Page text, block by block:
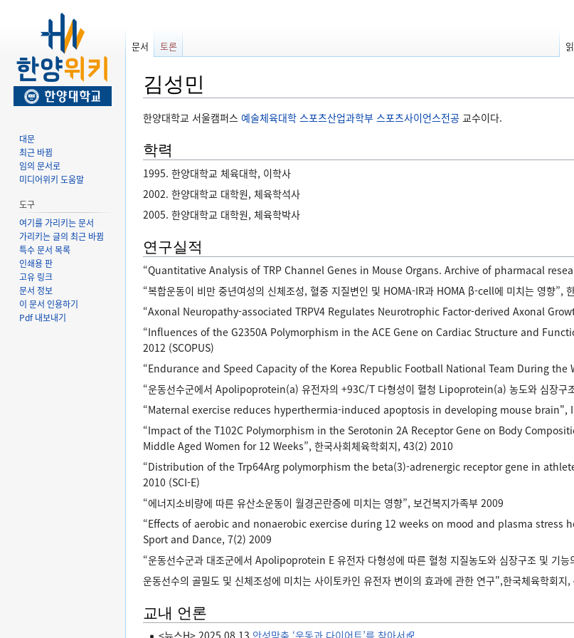
김성민
둘
보
기
로
가
기
검
하
러
가
기
한양대학교 서울캠퍼스 예술체육대학 스포츠산업과학부 스포츠사이언스전공 교수이다.
학력
1995. 한양대학교 체육대학, 이학사
2002. 한양대학교 대학원, 체육학석사
2005. 한양대학교 대학원, 체육학박사
연구실적
“Quantitative Analysis of TRP Channel Genes in Mouse Organs. Archive of pharmacal
“복합운동이 비만 중년여성의 신체조성, 혈중 지질변인 및 HOMA-IR과 HOMA β-cell에 미치는 영향”,
“Axonal Neuropathy-associated TRPV4 Regulates Neurotrophic Factor-derived Axonal
“Influences of the G2350A Polymorphism in the ACE Gene on Cardiac Structure and
2012 (SCOPUS)
“Endurance and Speed Capacity of the Korea Republic Football National Team During the
“운동선수군에서 Apolipoprotein(a) 유전자의 +93C/T 다형성이 혈청 Lipoprotein(a) 농도와 심장구
“Maternal exercise reduces hyperthermia-induced apoptosis in developing mouse brain",
“Impact of the T102C Polymorphism in the Serotonin 2A Receptor Gene on Body
Middle Aged Women for 12 Weeks”, 한국사회체육학회지, 43(2) 2010
“Distribution of the Trp64Arg polymorphism the beta(3)-adrenergic receptor gene in
2010 (SCI-E)
“에너지소비량에 따른 유산소운동이 월경곤란증에 미치는 영향”, 보건복지가족부 2009
“Effects of aerobic and nonaerobic exercise during 12 weeks on mood and plasma
Sport and Dance, 7(2) 2009
“운동선수군과 대조군에서 Apolipoprotein E 유전자 다형성에 따른 혈청 지질농도와 심장구조 및 기
운동선수의 골밀도 및 신체조성에 미치는 사이토카인 유전자 변이의 효과에 관한 연구",한국체육학회
교내 언론
<뉴스H> 2025.08.13 안성맞춤 ‘운동과 다이어트’를 찾아서
문서 토론
대문
최근 바뀜
임의 문서로
미디어위키 도움말
도구
여기를 가리키는 문서
가리키는 글의 최근 바뀜
특수 문서 목록
인쇄용 판
고유 링크
문서 정보
이 문서 인용하기
Pdf 내보내기